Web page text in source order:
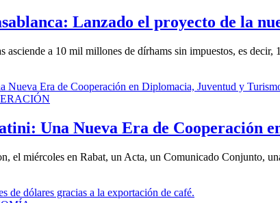
Lanzado el proyecto de la
asciende a 10 mil millones de dírhams sin impuestos, es
Una Nueva Era de Cooperación
el miércoles en Rabat, un Acta, un Comunicado Conjunto,